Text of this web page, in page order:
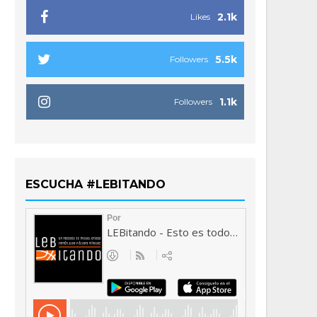
2.1k
Likes
5.5k
Followers
1.1k
Followers
ESCUCHA #LEBITANDO